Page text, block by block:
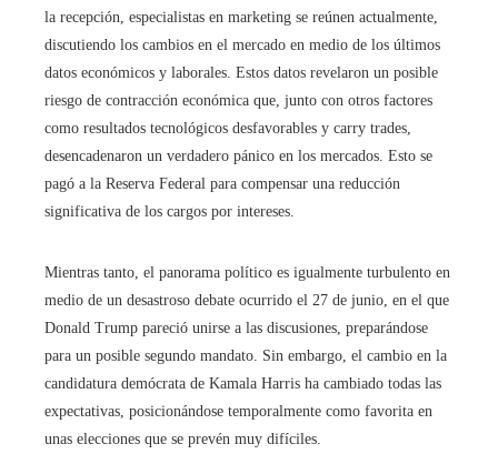
la recepción, especialistas en marketing se reúnen actualmente,
discutiendo los cambios en el mercado en medio de los últimos
datos económicos y laborales. Estos datos revelaron un posible
riesgo de contracción económica que, junto con otros factores
como resultados tecnológicos desfavorables y carry trades,
desencadenaron un verdadero pánico en los mercados. Esto se
pagó a la Reserva Federal para compensar una reducción
significativa de los cargos por intereses.
Mientras tanto, el panorama político es igualmente turbulento en
medio de un desastroso debate ocurrido el 27 de junio, en el que
Donald Trump pareció unirse a las discusiones, preparándose
para un posible segundo mandato. Sin embargo, el cambio en la
candidatura demócrata de Kamala Harris ha cambiado todas las
expectativas, posicionándose temporalmente como favorita en
unas elecciones que se prevén muy difíciles.